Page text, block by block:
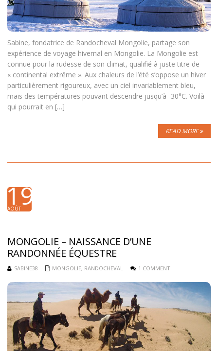
Sabine, fondatrice de Randocheval Mongolie, partage son
expérience de voyage hivernal en Mongolie. La Mongolie est
connue pour la rudesse de son climat, qualifié à juste titre de
« continental extrême ». Aux chaleurs de l’été s’oppose un hiver
particulièrement rigoureux, avec un ciel invariablement bleu,
mais des températures pouvant descendre jusqu’à -30°C. Voilà
qui pourrait en […]
READ MORE
19
AOÛT
MONGOLIE – NAISSANCE D’UNE
RANDONNÉE ÉQUESTRE
SABINE38 MONGOLIE, RANDOCHEVAL 1 COMMENT